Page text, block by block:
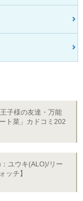
子様の友達・万能
ト菜」カドコミ202
ユウキ(ALO)/リー
ッチ】